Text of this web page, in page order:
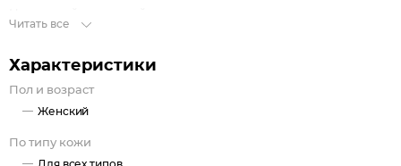
Читать все
Характеристики
Пол и возраст
Женский
По типу кожи